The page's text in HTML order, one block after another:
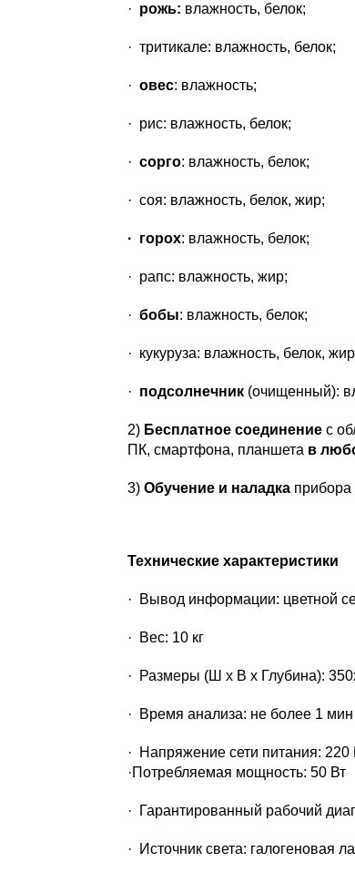
· рожь: влажность, белок;
· тритикале: влажность, белок;
· овес: влажность;
· рис: влажность, белок;
· сорго: влажность, белок;
· соя: влажность, белок, жир;
· горох: влажность, белок;
· рапс: влажность, жир;
· бобы: влажность, белок;
· кукуруза: влажность, белок,
· подсолнечник(очищенный):
2) Бесплатное соединениес
ПК, смартфона, планшета в
3) Обучение и наладкаприбора
Технические характеристики
· Вывод информации: цветной
· Вес: 10 кг
· Размеры (Ш х В х Глубина):
· Время анализа: не более 1 мин
· Напряжение сети питания:
·Потребляемая мощность: 50 Вт
· Гарантированный рабочий
· Источник света: галогеновая